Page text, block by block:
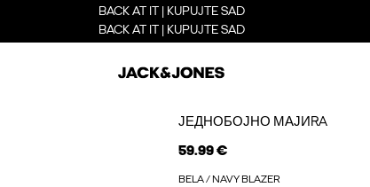
BACK AT IT | KUPUJTE SAD
BACK AT IT | KUPUJTE SAD
ЈЕДНОБОЈНО МАЈИRA
59.99 €
BELA / NAVY BLAZER